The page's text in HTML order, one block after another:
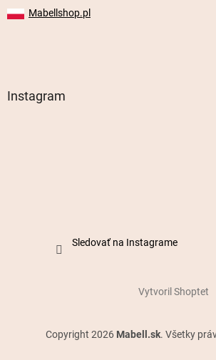
Mabellshop.pl
Instagram
Sledovať na Instagrame
Vytvoril Shoptet
Copyright 2026 Mabell.sk. Všetky